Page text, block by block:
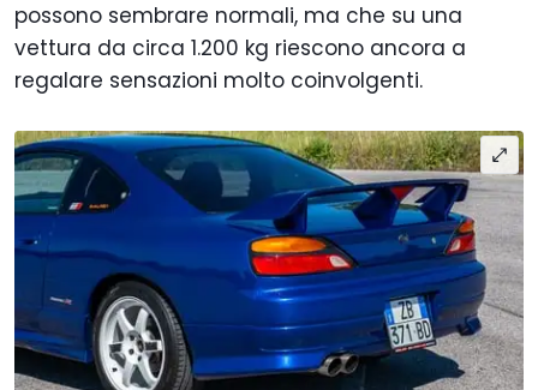
possono sembrare normali, ma che su una
vettura da circa 1.200 kg riescono ancora a
regalare sensazioni molto coinvolgenti.